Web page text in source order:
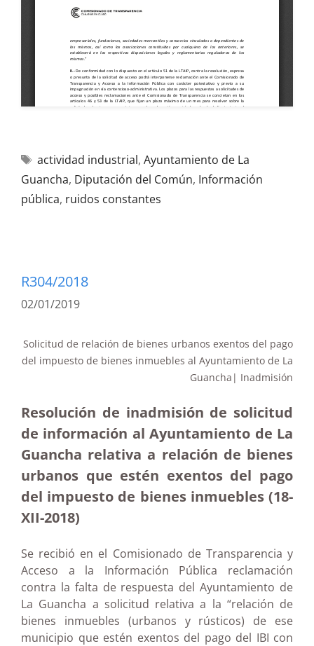
actividad industrial, Ayuntamiento de La
Guancha, Diputación del Común, Información
pública, ruidos constantes
R304/2018
02/01/2019
Solicitud de relación de bienes urbanos exentos del pago
del impuesto de bienes inmuebles al Ayuntamiento de La
Guancha| Inadmisión
Resolución de inadmisión de solicitud
de información al Ayuntamiento de La
Guancha relativa a relación de bienes
urbanos que estén exentos del pago
del impuesto de bienes inmuebles (18-
XII-2018)
Se recibió en el Comisionado de Transparencia y
Acceso a la Información Pública reclamación
contra la falta de respuesta del Ayuntamiento de
La Guancha a solicitud relativa a la “relación de
bienes inmuebles (urbanos y rústicos) de ese
municipio que estén exentos del pago del IBI con